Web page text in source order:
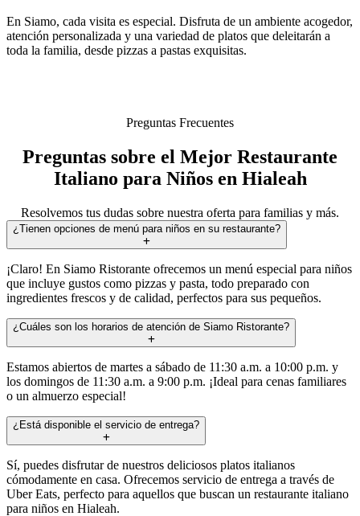
En Siamo, cada visita es especial. Disfruta de un ambiente acogedor,
atención personalizada y una variedad de platos que deleitarán a
toda la familia, desde pizzas a pastas exquisitas.
Preguntas Frecuentes
Preguntas sobre el Mejor Restaurante
Italiano para Niños en Hialeah
Resolvemos tus dudas sobre nuestra oferta para familias y más.
¿Tienen opciones de menú para niños en su restaurante?
¡Claro! En Siamo Ristorante ofrecemos un menú especial para niños
que incluye gustos como pizzas y pasta, todo preparado con
ingredientes frescos y de calidad, perfectos para sus pequeños.
¿Cuáles son los horarios de atención de Siamo Ristorante?
Estamos abiertos de martes a sábado de 11:30 a.m. a 10:00 p.m. y
los domingos de 11:30 a.m. a 9:00 p.m. ¡Ideal para cenas familiares
o un almuerzo especial!
¿Está disponible el servicio de entrega?
Sí, puedes disfrutar de nuestros deliciosos platos italianos
cómodamente en casa. Ofrecemos servicio de entrega a través de
Uber Eats, perfecto para aquellos que buscan un restaurante italiano
para niños en Hialeah.